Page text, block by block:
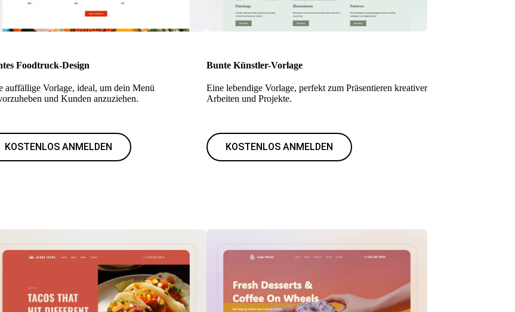
Foodtruck-Design
auffällige Vorlage, ideal, um dein Menü
und Kunden anzuziehen.
KOSTENLOS ANMELDEN
Bunte Künstler-Vorlage
Eine lebendige Vorlage, perfekt zum Präsentieren kreativer
Arbeiten und Projekte.
KOSTENLOS ANMELDEN